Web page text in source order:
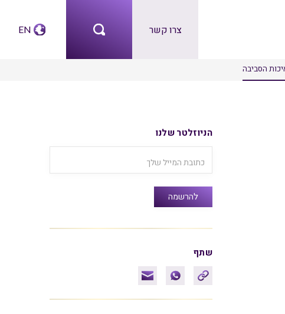
צרו קשר EN
הניוזלטר שלנו
שתף